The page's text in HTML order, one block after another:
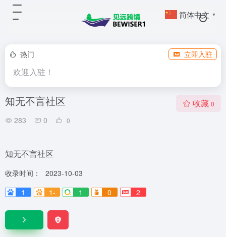
热门 立即入驻
欢迎入驻！
知无不言社区
283 0 0
收藏 0
知无不言社区
收录时间：
2023-10-03
1
1- 1 0 2
简体中文 ▼